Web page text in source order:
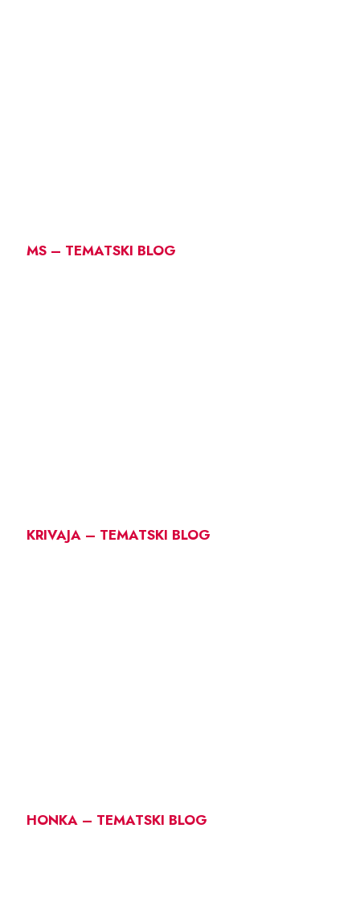
MS – TEMATSKI BLOG
KRIVAJA – TEMATSKI BLOG
HONKA – TEMATSKI BLOG